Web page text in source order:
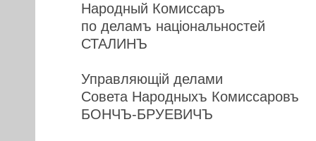
Народный Комиссаръ
по деламъ нацiональностей
СТАЛИНЪ
Управляющiй делами
Совета Народныхъ Комиссаровъ
БОНЧЪ-БРУЕВИЧЪ